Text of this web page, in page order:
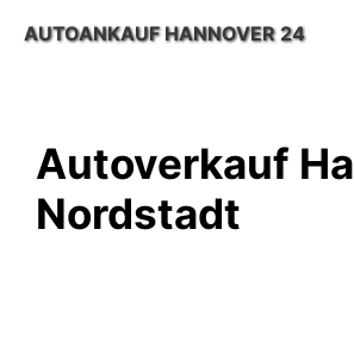
InhaltAUTOANKAUF HANNOVER 24
Autoverkauf
Nordstadt